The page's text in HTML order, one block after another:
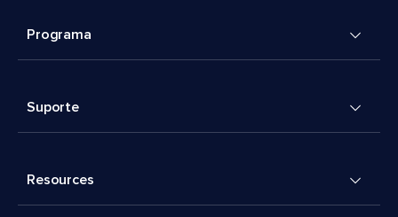
Programa
Suporte
Resources